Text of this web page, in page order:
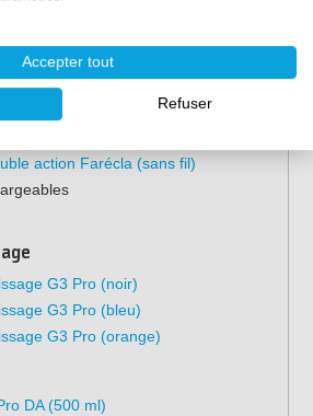
la livraison
action Farécla (sans fil)
G3 Pro (noir)
G3 Pro (bleu)
G3 Pro (orange)
DA (500 ml)
Accepter tout
Refuser